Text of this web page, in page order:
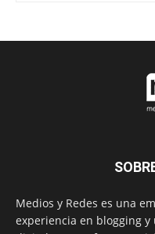
Medios y Redes es una
experiencia en blogging